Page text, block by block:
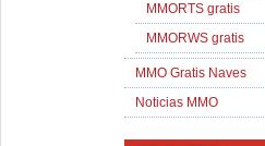
MMORTS gratis
MMORWS gratis
MMO Gratis Naves
Noticias MMO